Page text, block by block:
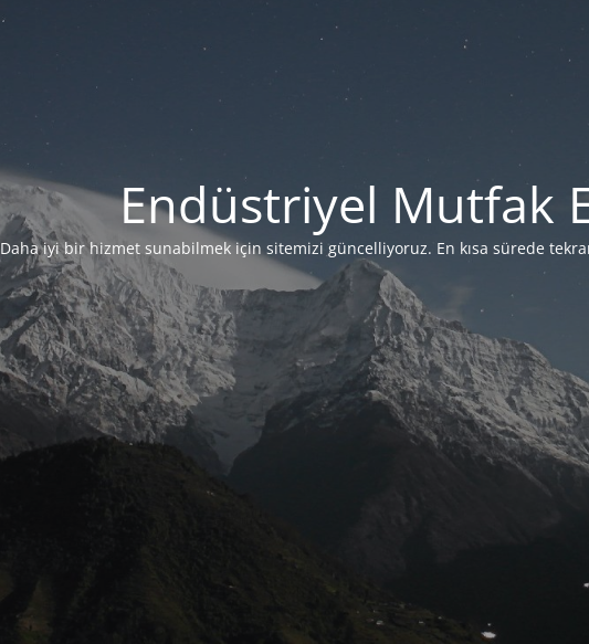
Endüstriyel Mutfak
Daha iyi bir hizmet sunabilmek için sitemizi güncelliyoruz. En kısa sürede tekrar